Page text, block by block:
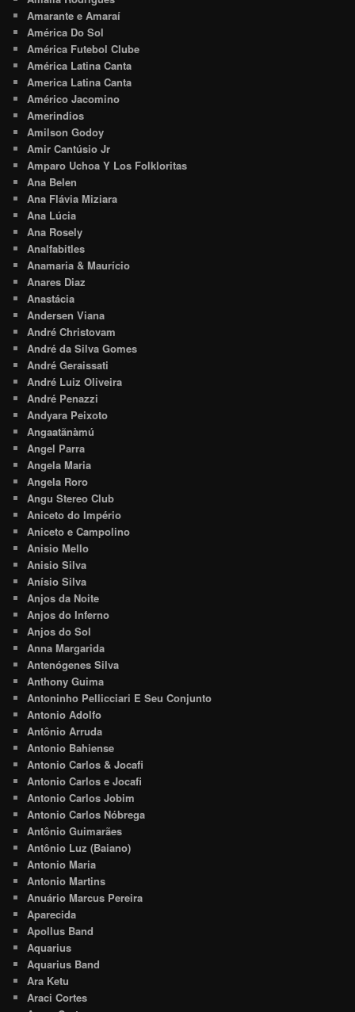
Amarante e Amaraí
América Do Sol
América Futebol Clube
América Latina Canta
America Latina Canta
Américo Jacomino
Amerindios
Amilson Godoy
Amir Cantúsio Jr
Amparo Uchoa Y Los Folkloritas
Ana Belen
Ana Flávia Miziara
Ana Lúcia
Ana Rosely
Analfabitles
Anamaria & Maurício
Anares Diaz
Anastácia
Andersen Viana
André Christovam
André da Silva Gomes
André Geraissati
André Luiz Oliveira
André Penazzi
Andyara Peixoto
Angaatãnàmú
Angel Parra
Angela Maria
Angela Roro
Angu Stereo Club
Aniceto do Império
Aniceto e Campolino
Anisio Mello
Anisio Silva
Anísio Silva
Anjos da Noite
Anjos do Inferno
Anjos do Sol
Anna Margarida
Antenógenes Silva
Anthony Guima
Antoninho Pellicciari E Seu Conjunto
Antonio Adolfo
Antônio Arruda
Antonio Bahiense
Antonio Carlos & Jocafi
Antonio Carlos e Jocafi
Antonio Carlos Jobim
Antonio Carlos Nóbrega
Antônio Guimarães
Antônio Luz (Baiano)
Antonio Maria
Antonio Martins
Anuário Marcus Pereira
Aparecida
Apollus Band
Aquarius
Aquarius Band
Ara Ketu
Araci Cortes